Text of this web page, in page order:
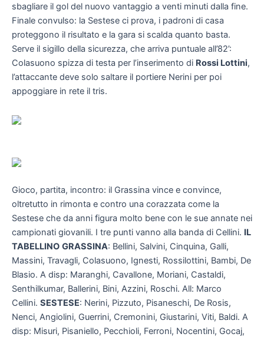
sbagliare il gol del nuovo vantaggio a venti minuti dalla fine.
Finale convulso: la Sestese ci prova, i padroni di casa
proteggono il risultato e la gara si scalda quanto basta.
Serve il sigillo della sicurezza, che arriva puntuale all’82’:
Colasuono spizza di testa per l’inserimento di Rossi Lottini,
l’attaccante deve solo saltare il portiere Nerini per poi
appoggiare in rete il tris.
Gioco, partita, incontro: il Grassina vince e convince,
oltretutto in rimonta e contro una corazzata come la
Sestese che da anni figura molto bene con le sue annate nei
campionati giovanili. I tre punti vanno alla banda di Cellini. IL
TABELLINO GRASSINA: Bellini, Salvini, Cinquina, Galli,
Massini, Travagli, Colasuono, Ignesti, Rossilottini, Bambi, De
Blasio. A disp: Maranghi, Cavallone, Moriani, Castaldi,
Senthilkumar, Ballerini, Bini, Azzini, Roschi. All: Marco
Cellini. SESTESE: Nerini, Pizzuto, Pisaneschi, De Rosis,
Nenci, Angiolini, Guerrini, Cremonini, Giustarini, Viti, Baldi. A
disp: Misuri, Pisaniello, Pecchioli, Ferroni, Nocentini, Gocaj,